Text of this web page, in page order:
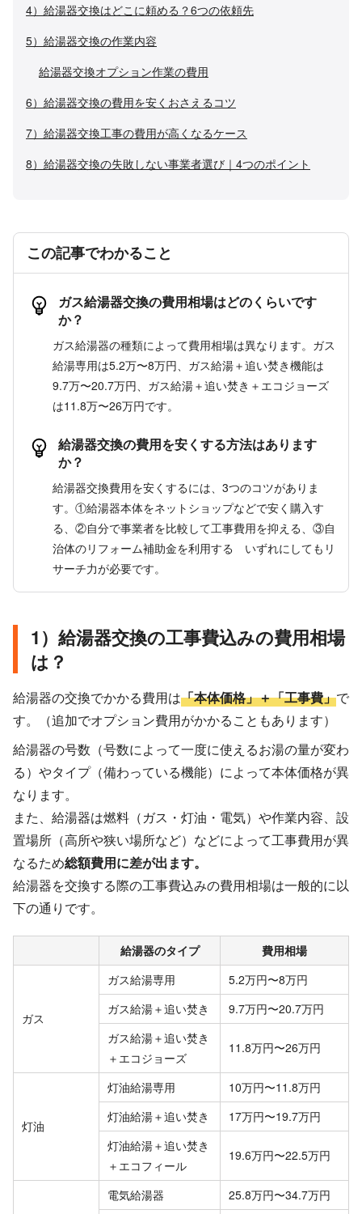
4）給湯器交換はどこに頼める？6つの依頼先
5）給湯器交換の作業内容
給湯器交換オプション作業の費用
6）給湯器交換の費用を安くおさえるコツ
7）給湯器交換工事の費用が高くなるケース
8）給湯器交換の失敗しない事業者選び｜4つのポイント
この記事でわかること
ガス給湯器交換の費用相場はどのくらいです
か？
ガス給湯器の種類によって費用相場は異なります。ガス
給湯専用は5.2万〜8万円、ガス給湯＋追い焚き機能は
9.7万〜20.7万円、ガス給湯＋追い焚き＋エコジョーズ
は11.8万〜26万円です。
給湯器交換の費用を安くする方法はあります
か？
給湯器交換費用を安くするには、3つのコツがありま
す。①給湯器本体をネットショップなどで安く購入す
る、②自分で事業者を比較して工事費用を抑える、③自
治体のリフォーム補助金を利用する いずれにしてもリ
サーチ力が必要です。
1）給湯器交換の工事費込みの費用相場
は？
給湯器の交換でかかる費用は「本体価格」＋「工事費」で
す。（追加でオプション費用がかかることもあります）
給湯器の号数（号数によって一度に使えるお湯の量が変わ
る）やタイプ（備わっている機能）によって本体価格が異
なります。
また、給湯器は燃料（ガス・灯油・電気）や作業内容、設
置場所（高所や狭い場所など）などによって工事費用が異
なるため総額費用に差が出ます。
給湯器を交換する際の工事費込みの費用相場は一般的に以
下の通りです。
給湯器のタイプ 費用相場
ガス
ガス給湯専用
5.2万円〜8万円
ガス給湯＋追い焚き
9.7万円〜20.7万円
ガス給湯＋追い焚き
＋エコジョーズ
11.8万円〜26万円
灯油
灯油給湯専用
10万円〜11.8万円
灯油給湯＋追い焚き
17万円〜19.7万円
灯油給湯＋追い焚き
＋エコフィール
19.6万円〜22.5万円
電気給湯器
25.8万円〜34.7万円